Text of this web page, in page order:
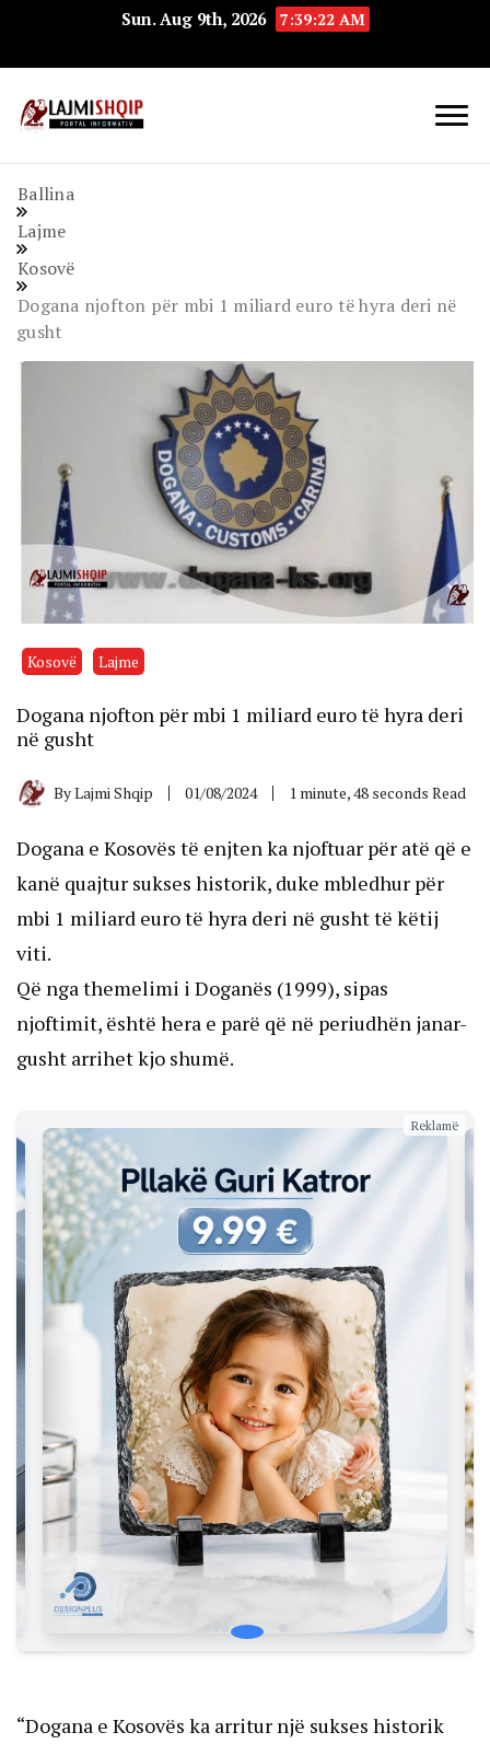
Sun. Aug 9th, 2026 7:39:23 AM
Ballina
Lajme
Kosovë
Dogana njofton për mbi 1 miliard euro të hyra deri në
gusht
Kosovë Lajme
Dogana njofton për mbi 1 miliard euro të hyra deri
në gusht
ByLajmi Shqip 01/08/2024 1 minute, 48 seconds Read
Dogana e Kosovës të enjten ka njoftuar për atë që e
kanë quajtur sukses historik, duke mbledhur për
mbi 1 miliard euro të hyra deri në gusht të këtij
viti.
Që nga themelimi i Doganës (1999), sipas
njoftimit, është hera e parë që në periudhën janar-
gusht arrihet kjo shumë.
Reklamë
“Dogana e Kosovës ka arritur një sukses historik